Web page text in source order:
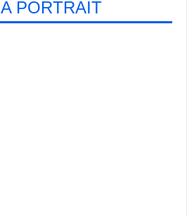
PORTRAIT